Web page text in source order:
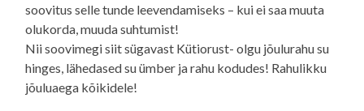
soovitus selle tunde leevendamiseks – kui ei saa muuta
olukorda, muuda suhtumist!
Nii soovimegi siit sügavast Kütiorust- olgu jõulurahu su
hinges, lähedased su ümber ja rahu kodudes! Rahulikku
jõuluaega kõikidele!